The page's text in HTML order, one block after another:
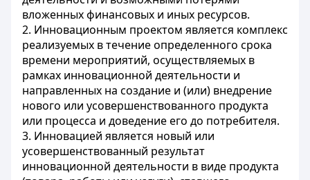
вложенных финансовых и иных ресурсов.
2. Инновационным проектом является комплекс
реализуемых в течение определенного срока
времени мероприятий, осуществляемых в
рамках инновационной деятельности и
направленных на создание и (или) внедрение
нового или усовершенствованного продукта
или процесса и доведение его до потребителя.
3. Инновацией является новый или
усовершенствованный результат
инновационной деятельности в виде продукта